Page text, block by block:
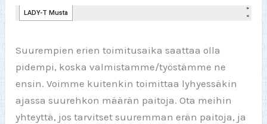
Suurempien erien toimitusaika saattaa olla
pidempi, koska valmistamme/työstämme ne
ensin. Voimme kuitenkin toimittaa lyhyessäkin
ajassa suurehkon määrän paitoja. Ota meihin
yhteyttä, jos tarvitset suuremman erän paitoja, ja